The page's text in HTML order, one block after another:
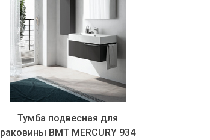
Тумба подвесная для
раковины BMT MERCURY 934